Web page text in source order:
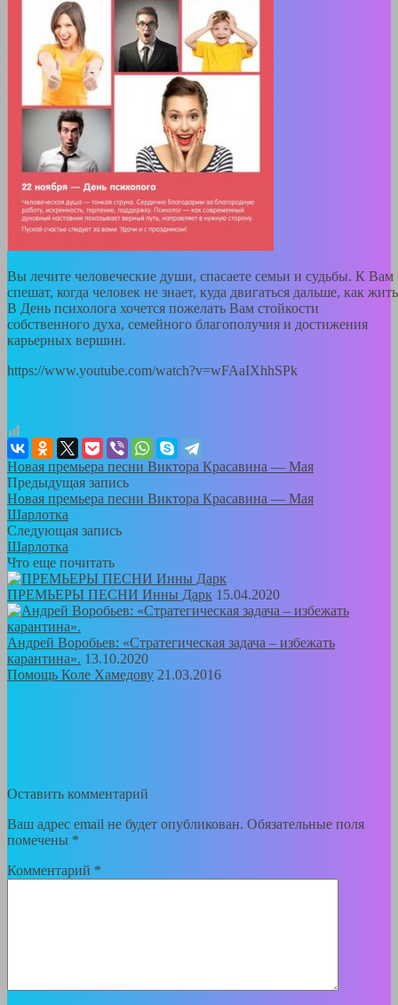
Вы лечите человеческие души, спасаете семьи и судьбы. К Вам
спешат, когда человек не знает, куда двигаться дальше, как
В День психолога хочется пожелать Вам стойкости
собственного духа, семейного благополучия и достижения
карьерных вершин.
https://www.youtube.com/watch?v=wFAaIXhhSPk
Новая премьера песни Виктора Красавина — Мая
Предыдущая запись
Новая премьера песни Виктора Красавина — Мая
Шарлотка
Следующая запись
Шарлотка
Что еще почитать
ПРЕМЬЕРЫ ПЕСНИ Инны Дарк 15.04.2020
Андрей Воробьев: «Стратегическая задача – избежать
карантина». 13.10.2020
Помощь Коле Хамедову 21.03.2016
Оставить комментарий
Ваш адрес email не будет опубликован. Обязательные поля
помечены *
Комментарий *